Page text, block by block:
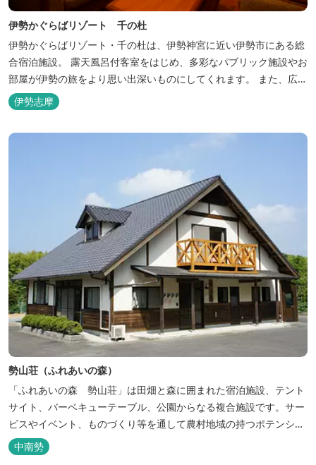
伊勢かぐらばリゾート 千の杜
伊勢かぐらばリゾート・千の杜は、伊勢神宮に近い伊勢市にある総
合宿泊施設。 露天風呂付客室をはじめ、多彩なパブリック施設やお
部屋が伊勢の旅をより思い出深いものにしてくれます。 また、広大
な敷地内にはテニスコート、野球場を始めとしたスポーツ施設や、
ウォータースライダーを有する流水プール、お子様が楽しめる児童
伊勢志摩
勢山荘（ふれあいの森）
「ふれあいの森 勢山荘」は田畑と森に囲まれた宿泊施設、テント
サイト、バーベキューテーブル、公園からなる複合施設です。サー
ビスやイベント、ものづくり等を通して農村地域の持つポテンシャ
ルを発信しています。 めだかやタガメなど水生生物が生息し、初夏
にはホタルが飛び交う「メダカ池」や、約９０００本のあじさいが
中南勢